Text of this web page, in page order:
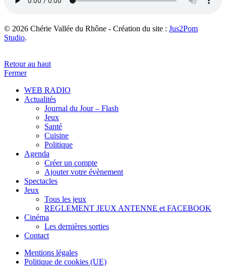
© 2026 Chérie Vallée du Rhône - Création du site : Jus2Pom
Studio.
Retour au haut
Fermer
WEB RADIO
Actualités
Journal du Jour – Flash
Jeux
Santé
Cuisine
Politique
Agenda
Créer un compte
Ajouter votre évènement
Spectacles
Jeux
Tous les jeux
REGLEMENT JEUX ANTENNE et FACEBOOK
Cinéma
Les dernières sorties
Contact
Mentions légales
Politique de cookies (UE)